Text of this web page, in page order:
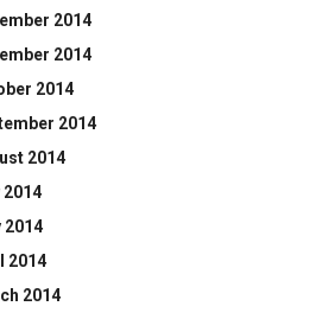
2014
2014
2014
2014
2014
2014
2014
2014